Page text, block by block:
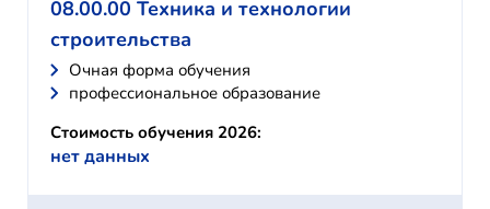
08.00.00 Техника и технологии
строительства
Очная форма обучения
профессиональное образование
Стоимость обучения 2026:
нет данных